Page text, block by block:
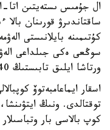
ال جۇمىس ىستەيتىن اتا-
ساقتاندىرۋ قورىنان بالا
كۇتىمىنە بايلانىستى
سوڭعى ەكى جىلداعى
ورتاشا ايلىق تابىستىڭ 40 پايىزىن قۇرايدى.
اسقار ايماعامبەتوۆ
توقتالدى. ونىڭ
كوپ بالاسى بار